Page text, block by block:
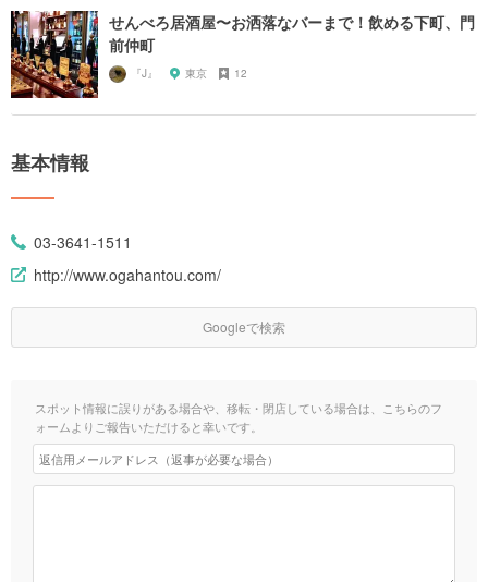
せんべろ居酒屋〜お洒落なバーまで！飲める下町、門
前仲町
『J』 東京 12
基本情報
03-3641-1511
http://www.ogahantou.com/
Googleで検索
スポット情報に誤りがある場合や、移転・閉店している場合は、こちらのフ
ォームよりご報告いただけると幸いです。